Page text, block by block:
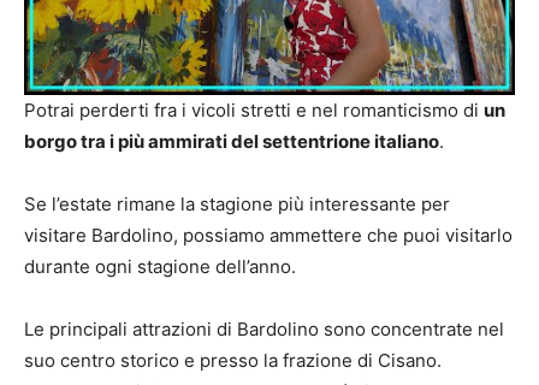
Potrai perderti fra i vicoli stretti e nel romanticismo di un
borgo tra i più ammirati del settentrione italiano.
Se l’estate rimane la stagione più interessante per
visitare Bardolino, possiamo ammettere che puoi visitarlo
durante ogni stagione dell’anno.
Le principali attrazioni di Bardolino sono concentrate nel
suo centro storico e presso la frazione di Cisano.